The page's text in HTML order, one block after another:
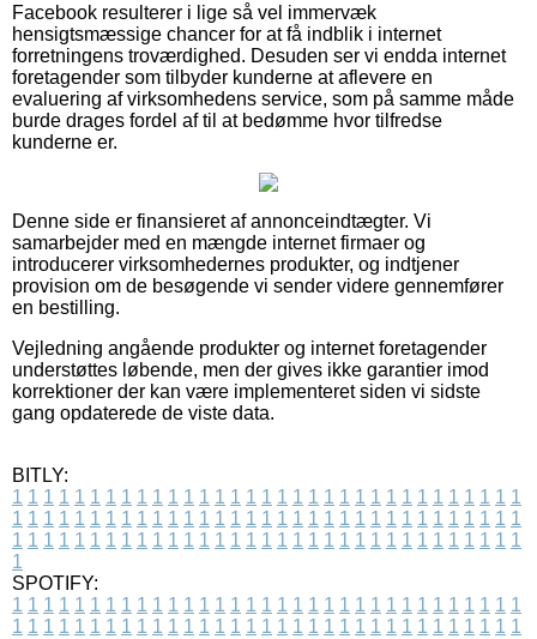
Facebook resulterer i lige så vel immervæk
hensigtsmæssige chancer for at få indblik i internet
forretningens troværdighed. Desuden ser vi endda internet
foretagender som tilbyder kunderne at aflevere en
evaluering af virksomhedens service, som på samme måde
burde drages fordel af til at bedømme hvor tilfredse
kunderne er.
Denne side er finansieret af annonceindtægter. Vi
samarbejder med en mængde internet firmaer og
introducerer virksomhedernes produkter, og indtjener
provision om de besøgende vi sender videre gennemfører
en bestilling.
Vejledning angående produkter og internet foretagender
understøttes løbende, men der gives ikke garantier imod
korrektioner der kan være implementeret siden vi sidste
gang opdaterede de viste data.
BITLY:
1 1 1 1 1 1 1 1 1 1 1 1 1 1 1 1 1 1 1 1 1 1 1 1 1 1 1 1 1 1 1 1 1
1 1 1 1 1 1 1 1 1 1 1 1 1 1 1 1 1 1 1 1 1 1 1 1 1 1 1 1 1 1 1 1 1
1 1 1 1 1 1 1 1 1 1 1 1 1 1 1 1 1 1 1 1 1 1 1 1 1 1 1 1 1 1 1 1 1
1
SPOTIFY:
1 1 1 1 1 1 1 1 1 1 1 1 1 1 1 1 1 1 1 1 1 1 1 1 1 1 1 1 1 1 1 1 1
1 1 1 1 1 1 1 1 1 1 1 1 1 1 1 1 1 1 1 1 1 1 1 1 1 1 1 1 1 1 1 1 1